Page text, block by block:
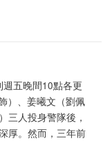
五晚間10點各更
）、姜曦文（劉佩
三人投身警隊後，
厚。然而，三年前